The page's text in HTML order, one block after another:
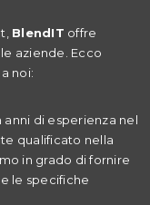
BlendIT offre
aziende. Ecco
noi:
anni di esperienza nel
qualificato nella
in grado di fornire
le specifiche